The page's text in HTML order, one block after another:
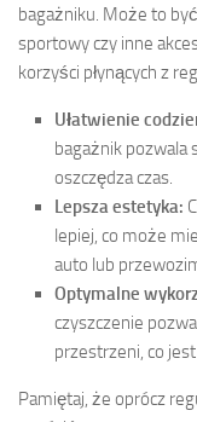
bagażniku. Może to
sportowy czy inne
korzyści płynących z
Ułatwienie
bagażnik pozwala
oszczędza czas.
Lepsza estetyka:
lepiej, co może
auto lub
Optymalne
czyszczenie
przestrzeni, co
Pamiętaj, że oprócz